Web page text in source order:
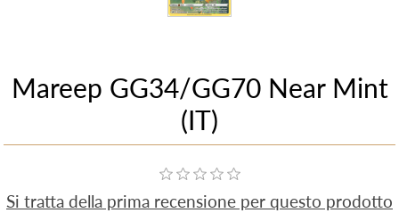
Mareep GG34/GG70 Near Mint
(IT)
Si tratta della prima recensione per questo prodotto